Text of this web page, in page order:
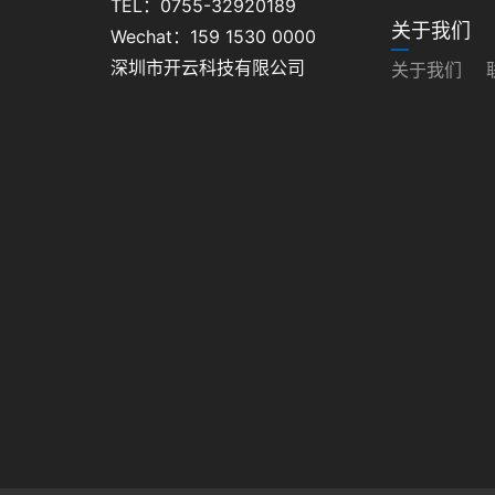
TEL：0755-32920189
Wechat：159 1530 0000
深圳市开云科技有限公司
关于我们
关于我们